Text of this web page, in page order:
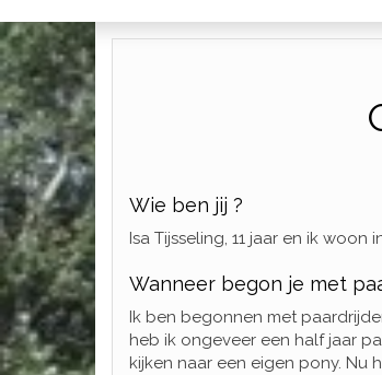
Wie ben jij ?
Isa Tijsseling, 11 jaar en ik woon
Wanneer begon je met
Ik ben begonnen met
heb ik ongeveer een half jaar
kijken naar een eigen pony. Nu